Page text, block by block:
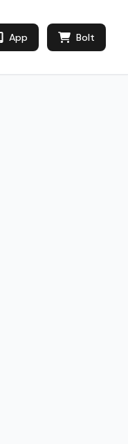
App Bolt